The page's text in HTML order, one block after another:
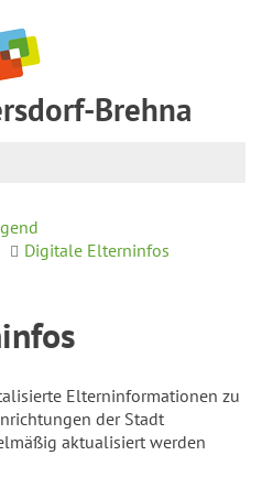
Brehna
Digitale Elterninfos
Elterninformationen zu
der Stadt
aktualisiert werden